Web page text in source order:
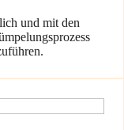
und mit den